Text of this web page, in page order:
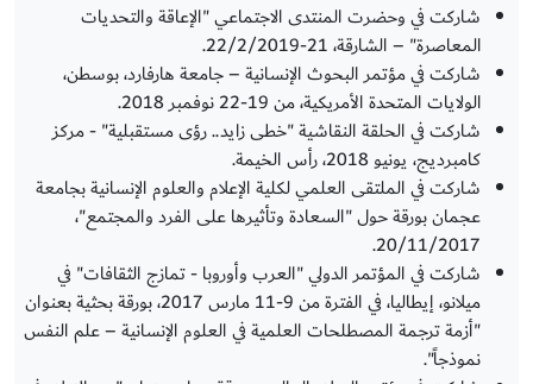
شاركت في وحضرت المنتدى الاجتماعي "الإعاقة والتحديات
المعاصرة" – الشارقة، 21-22/2/2019.
شاركت في مؤتمر البحوث الإنسانية – جامعة هارفارد، بوسطن،
الولايات المتحدة الأمريكية، من 19-22 نوفمبر 2018.
شاركت في الحلقة النقاشية "خطى زايد.. رؤى مستقبلية" - مركز
كامبرديج، يونيو 2018، رأس الخيمة.
شاركت في الملتقى العلمي لكلية الإعلام والعلوم الإنسانية بجامعة
عجمان بورقة حول "السعادة وتأثيرها على الفرد والمجتمع"،
20/11/2017.
شاركت في المؤتمر الدولي "العرب وأوروبا - تمازج الثقافات" في
ميلانو، إيطاليا، في الفترة من 9-11 مارس 2017، بورقة بحثية بعنوان
"أزمة ترجمة المصطلحات العلمية في العلوم الإنسانية – علم النفس
نموذجاً".